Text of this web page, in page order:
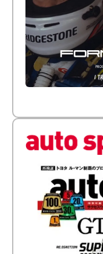
倒す相手を、
【